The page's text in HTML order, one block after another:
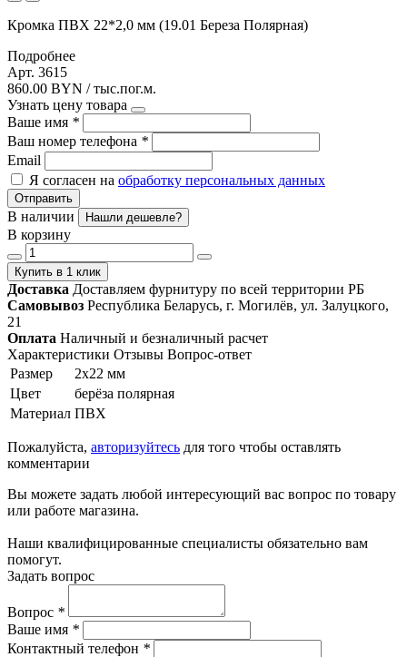
Кромка ПВХ 22*2,0 мм (19.01 Береза Полярная)
Подробнее
Арт. 3615
860.00 BYN / тыс.пог.м.
Узнать цену товара
Ваше имя *
Ваш номер телефона *
Email
Я согласен на обработку персональных данных
Отправить
В наличии Нашли дешевле?
В корзину
Купить в 1 клик
Доставка Доставляем фурнитуру по всей территории РБ
Самовывоз Республика Беларусь, г. Могилёв, ул. Залуцкого,
21
Оплата Наличный и безналичный расчет
Характеристики Отзывы Вопрос-ответ
Размер
2х22 мм
Цвет
берёза полярная
Материал ПВХ
Пожалуйста, авторизуйтесь для того чтобы оставлять
комментарии
Вы можете задать любой интересующий вас вопрос по товару
или работе магазина.
Наши квалифицированные специалисты обязательно вам
помогут.
Задать вопрос
Вопрос *
Ваше имя *
Контактный телефон *